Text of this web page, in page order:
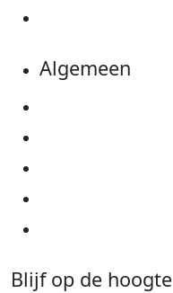
Algemeen
Blijf op de hoogte